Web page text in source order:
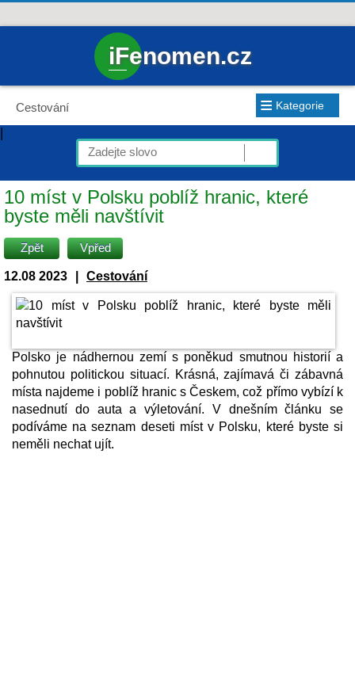
iFenomen.cz
Cestování ≡ Kategorie
|
10 míst v Polsku poblíž hranic, které
byste měli navštívit
Zpět Vpřed
12.08 2023 Cestování
Polsko je nádhernou zemí s poněkud smutnou historií a
pohnutou politickou situací. Krásná, zajímavá či zábavná
místa najdeme i poblíž hranic s Českem, což přímo vybízí k
nasednutí do auta a výletování. V dnešním článku se
podíváme na seznam deseti míst v Polsku, které byste si
neměli nechat ujít.